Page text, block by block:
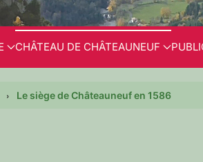
CHÂTEAU DE CHÂTEAUNEUF
Le siège de Châteauneuf en 1586